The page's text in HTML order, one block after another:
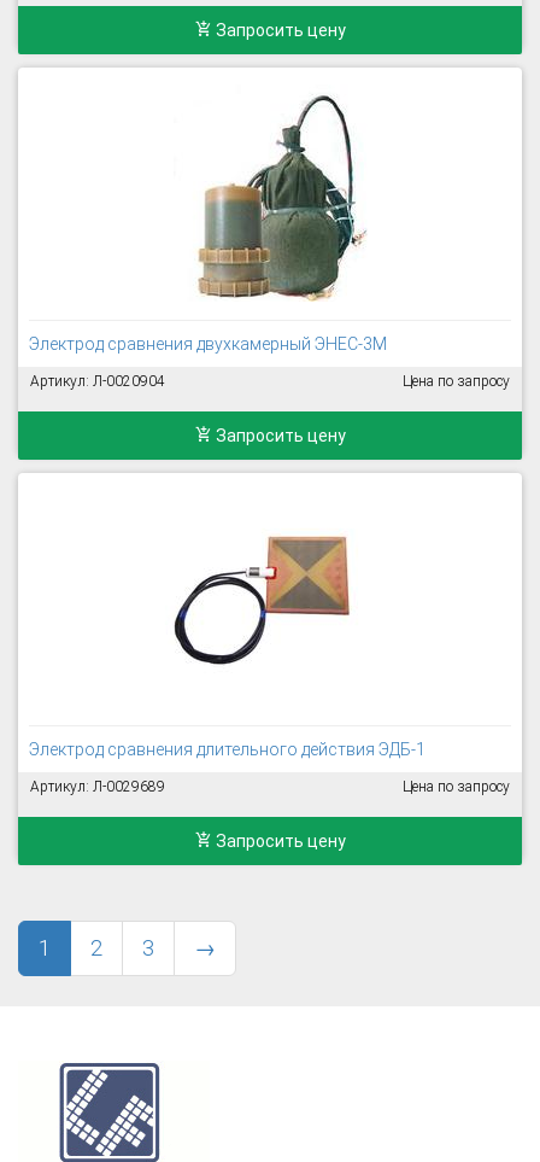
Запросить цену
Электрод сравнения двухкамерный ЭНЕС-3М
Артикул: Л-0020904 Цена по запросу
Запросить цену
Электрод сравнения длительного действия ЭДБ-1
Артикул: Л-0029689 Цена по запросу
Запросить цену
1 2 3 →